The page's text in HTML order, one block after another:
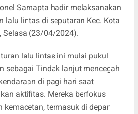
Samapta hadir melaksanakan
lalu lintas di seputaran Kec. Kota
Selasa (23/04/2024).
lalu lintas ini mulai pukul
sebagai Tindak lanjut mencegah
di pagi hari saat
aktifitas. Mereka berfokus
kemacetan, termasuk di depan